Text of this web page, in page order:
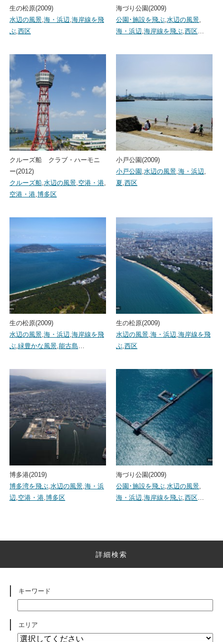
生の松原(2009)
水辺の風景,海・浜辺,海岸線を飛
ぶ,西区
海づり公園(2009)
公園･施設を飛ぶ,水辺の風景,
海・浜辺,海岸線を飛ぶ,西区…
クルーズ船 クラブ・ハーモニ
ー(2012)
クルーズ船,水辺の風景,空港・港,
空港・港,博多区
小戸公園(2009)
小戸公園 ,水辺の風景,海・浜辺,
夏,西区
生の松原(2009)
水辺の風景,海・浜辺,海岸線を飛
ぶ,緑豊かな風景,能古島…
生の松原(2009)
水辺の風景,海・浜辺,海岸線を飛
ぶ,西区
博多港(2019)
博多湾を飛ぶ,水辺の風景,海・浜
辺,空港・港,博多区
海づり公園(2009)
公園･施設を飛ぶ,水辺の風景,
海・浜辺,海岸線を飛ぶ,西区…
詳細検索
キーワード
エリア